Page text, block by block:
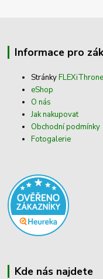
Informace pro
Stránky
eShop
O nás
Jak nakupovat
Obchodní podmínky
Fotogalerie
Kde nás najdete